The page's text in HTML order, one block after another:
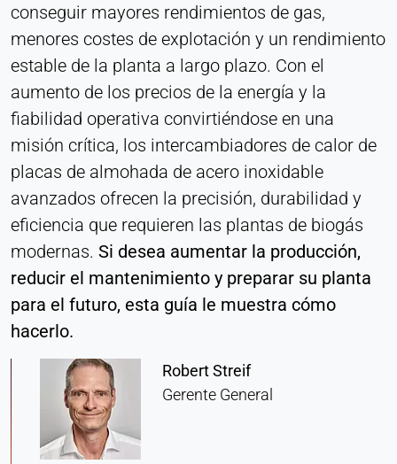
conseguir mayores rendimientos de gas,
menores costes de explotación y un rendimiento
estable de la planta a largo plazo. Con el
aumento de los precios de la energía y la
fiabilidad operativa convirtiéndose en una
misión crítica, los intercambiadores de calor de
placas de almohada de acero inoxidable
avanzados ofrecen la precisión, durabilidad y
eficiencia que requieren las plantas de biogás
modernas. Si desea aumentar la producción,
reducir el mantenimiento y preparar su planta
para el futuro, esta guía le muestra cómo
hacerlo.
Robert Streif
Gerente General
Name:
Provider:
Purpose:
Almacena su configuración de privacidad
Cookie duration:
ESTADÍSTICAS
Se utilizan para comprender cómo se utiliza el sitio
web y para mejorar el rendimiento y la facilidad de
uso. Los datos se procesan de forma anónima.
Matomo
Provider:
Heat Transfer Technology
Purpose: